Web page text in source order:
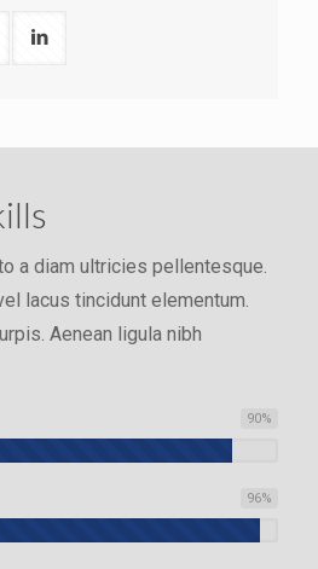
a diam ultricies pellentesque.
lacus tincidunt elementum.
Aenean ligula nibh
90%
96%